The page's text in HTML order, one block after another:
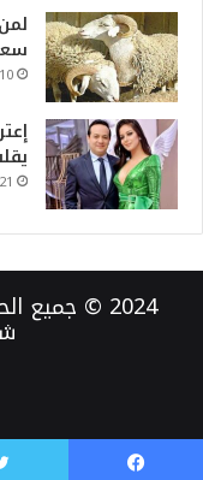
10 فبراير 2023
21 يوليو 2022
2024 ©